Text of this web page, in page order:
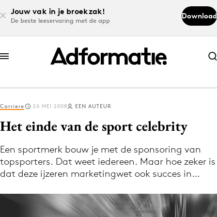
Jouw vak in je broekzak!
De beste leeservaring met de app
Download
Abonneer nu
Abonneer nu
Log in
Download de app
Volg het laatste nieuws via de Adformatie
Nieuws app
Carriere 26 MEI 2008 EEN AUTEUR
Het einde van de sport celebrity
Een sportmerk bouw je met de sponsoring van
topsporters. Dat weet iedereen. Maar hoe zeker is
dat deze ijzeren marketingwet ook succes in…